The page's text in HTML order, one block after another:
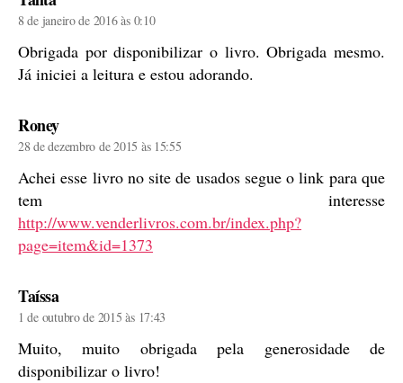
8 de janeiro de 2016 às 0:10
Obrigada por disponibilizar o livro. Obrigada mesmo.
Já iniciei a leitura e estou adorando.
Roneydiz:
28 de dezembro de 2015 às 15:55
Achei esse livro no site de usados segue o link para que
tem interesse
http://www.venderlivros.com.br/index.php?
page=item&id=1373
Taíssadiz:
1 de outubro de 2015 às 17:43
Muito, muito obrigada pela generosidade de
disponibilizar o livro!